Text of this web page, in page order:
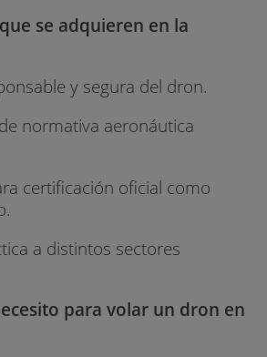
se adquieren en la
y segura del dron.
normativa aeronáutica
certificación oficial como
a distintos sectores
para volar un dron en